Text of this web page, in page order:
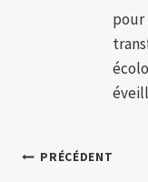
pour
Navigation
PRÉCÉDENT